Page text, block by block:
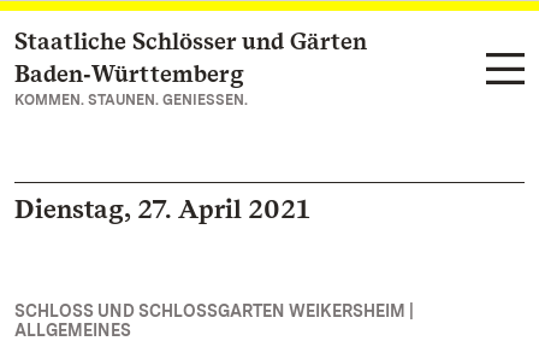
Zum Hauptinhalt springen
Staatliche Schlösser und Gärten
Baden‑Württemberg
KOMMEN. STAUNEN. GENIESSEN.
Dienstag, 27. April 2021
SCHLOSS UND SCHLOSSGARTEN WEIKERSHEIM |
ALLGEMEINES